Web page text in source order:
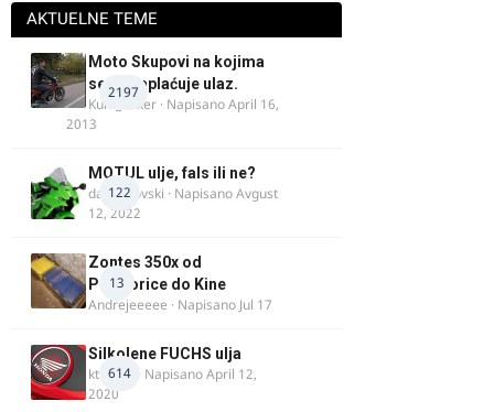
AKTUELNE TEME
2197
Moto Skupovi na kojima
se ne naplaćuje ulaz.
Kum_Mixer · NapisanoApril 16,
2013
122
MOTUL ulje, fals ili ne?
dalipopovski · NapisanoAvgust
12, 2022
13
Zontes 350x od
Podgorice do Kine
Andrejeeeee · Napisano Jul 17
614
Silkolene FUCHS ulja
ktm600 · NapisanoApril 12,
2020